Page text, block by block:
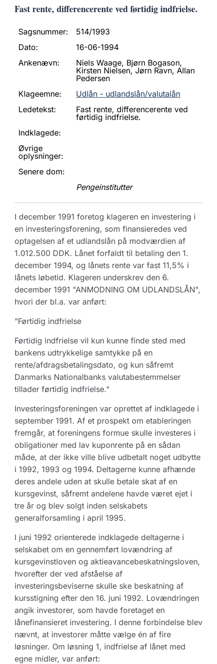
Fast rente, differencerente ved førtidig indfrielse.
Sagsnummer:
514/1993
Dato:
16-06-1994
Ankenævn:
Niels Waage, Bjørn Bogason,
Kirsten Nielsen, Jørn Ravn, Allan
Pedersen
Klageemne:
Udlån - udlandslån/valutalån
Ledetekst:
Fast rente, differencerente ved
førtidig indfrielse.
Indklagede:
Øvrige
oplysninger:
Senere dom:
Pengeinstitutter
I december 1991 foretog klageren en investering i
en investeringsforening, som finansieredes ved
optagelsen af et udlandslån på modværdien af
1.012.500 DDK. Lånet forfaldt til betaling den 1.
december 1994, og lånets rente var fast 11,5% i
lånets løbetid. Klageren underskrev den 6.
december 1991 "ANMODNING OM UDLANDSLÅN",
hvori der bl.a. var anført:
"Førtidig indfrielse
Førtidig indfrielse vil kun kunne finde sted med
bankens udtrykkelige samtykke på en
rente/afdragsbetalingsdato, og kun såfremt
Danmarks Nationalbanks valutabestemmelser
tillader førtidig indfrielse."
Investeringsforeningen var oprettet af indklagede i
september 1991. Af et prospekt om etableringen
fremgår, at foreningens formue skulle investeres i
obligationer med lav kuponrente på en sådan
måde, at der ikke ville blive udbetalt noget udbytte
i 1992, 1993 og 1994. Deltagerne kunne afhænde
deres andele uden at skulle betale skat af en
kursgevinst, såfremt andelene havde været ejet i
tre år og blev solgt inden selskabets
generalforsamling i april 1995.
I juni 1992 orienterede indklagede deltagerne i
selskabet om en gennemført lovændring af
kursgevinstloven og aktieavancebeskatningsloven,
hvorefter der ved afståelse af
investeringsbeviserne skulle ske beskatning af
kursstigning efter den 16. juni 1992. Lovændringen
angik investorer, som havde foretaget en
lånefinansieret investering. I denne forbindelse blev
nævnt, at investorer måtte vælge én af fire
løsninger. Om løsning 1, indfrielse af lånet med
egne midler, var anført: